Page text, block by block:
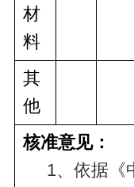
材
料
其
他
核准意见：
1、依据《